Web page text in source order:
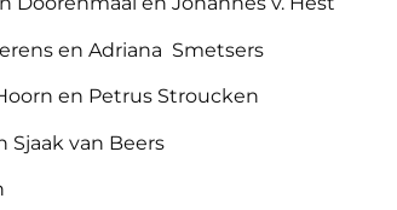
en Adriana Smetsers
en Petrus Stroucken
Sjaak van Beers